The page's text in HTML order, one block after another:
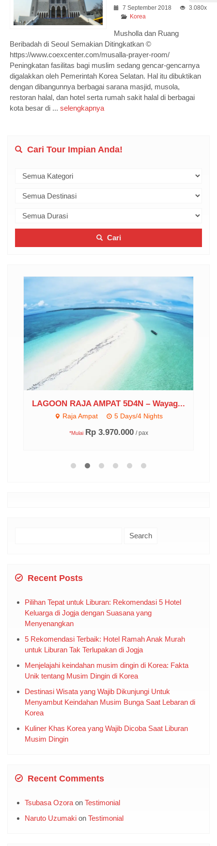
7 September 2018
3.080x
Korea
Musholla dan Ruang
Beribadah di Seoul Semakian Ditingkatkan ©️
https://www.coexcenter.com/musalla-prayer-room/
Peningkatan fasilitas bagi muslim sedang gencar-gencarnya
digalakkan oleh Pemerintah Korea Selatan. Hal itu dibuktikan
dengan dibangunnya berbagai sarana masjid, musola,
restoran halal, dan hotel serta rumah sakit halal di berbagai
kota besar di ... selengkapnya
Cari Tour Impian Anda!
Cari
LAGOON RAJA AMPAT 5D4N – Wayag...
Raja Ampat 5 Days/4 Nights
*Mulai Rp 3.970.000 / pax
Recent Posts
Pilihan Tepat untuk Liburan: Rekomendasi 5 Hotel
Keluarga di Jogja dengan Suasana yang
Menyenangkan
5 Rekomendasi Terbaik: Hotel Ramah Anak Murah
untuk Liburan Tak Terlupakan di Jogja
Menjelajahi keindahan musim dingin di Korea: Fakta
Unik tentang Musim Dingin di Korea
Destinasi Wisata yang Wajib Dikunjungi Untuk
Menyambut Keindahan Musim Bunga Saat Lebaran di
Korea
Kuliner Khas Korea yang Wajib Dicoba Saat Liburan
Musim Dingin
Recent Comments
Tsubasa Ozora
Testimonial
Naruto Uzumaki
Testimonial